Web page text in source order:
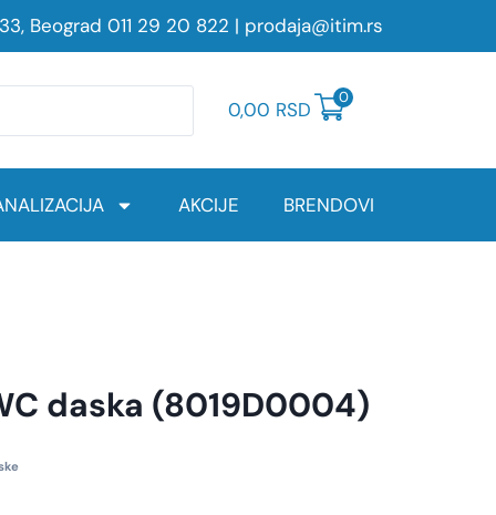
Beograd 011 29 20 822 | prodaja@itim.rs
0,00 RSD
0
AKCIJE BRENDOVI
daska (8019D0004)